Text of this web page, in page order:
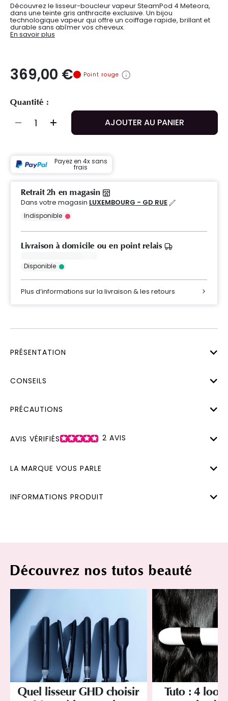
Découvrez le lisseur-boucleur vapeur SteamPod 4 Meteora,
dans une teinte gris anthracite exclusive. Un bijou
technologique vapeur qui offre un coiffage rapide, brillant et
durable sans abîmer vos cheveux.
En savoir plus
369,00 € Point rouge
Quantité :
AJOUTER AU PANIER
Payez en 4x sans
frais
Retrait 2h en magasin
Dans votre magasin LUXEMBOURG - GD RUE
Indisponible
Livraison à domicile ou en point relais
Disponible
Plus d’informations sur la livraison & les retours
PRÉSENTATION
CONSEILS
PRÉCAUTIONS
AVIS VÉRIFIÉS 2 AVIS
LA MARQUE VOUS PARLE
INFORMATIONS PRODUIT
Découvrez nos tutos beauté
Quel lisseur GHD choisir
Tuto : 4